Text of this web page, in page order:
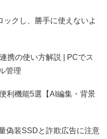
クし、勝手に使えないよ
携の使い方解説 | PCでス
管理
利機能5選【AI編集・背景
偽装SSDと詐欺広告に注意